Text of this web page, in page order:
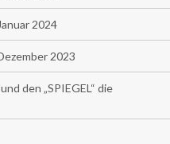
2024
2023
den „SPIEGEL“ die